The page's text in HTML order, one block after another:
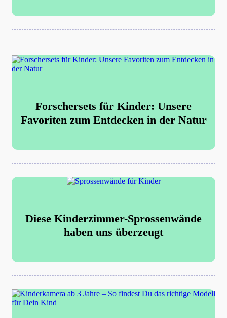
Forschersets für Kinder: Unsere
Favoriten zum Entdecken in der Natur
Diese Kinderzimmer-Sprossenwände
haben uns überzeugt